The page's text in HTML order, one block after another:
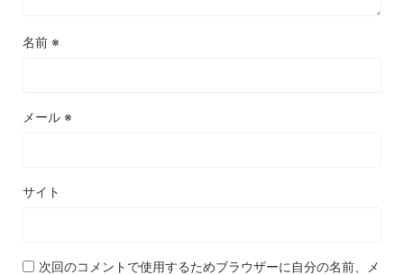
名前 ※
メール ※
サイト
次回のコメントで使用するためブラウザーに自分の名前、メ